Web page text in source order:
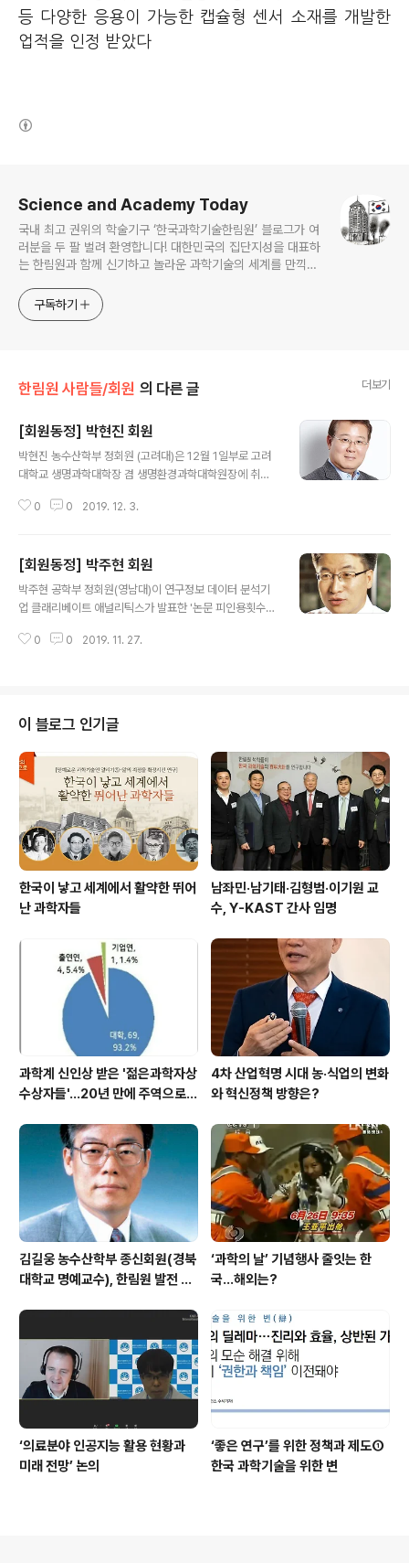
등 다양한 응용이 가능한 캡슐형 센서 소재를 개발한
업적을 인정 받았다
Science and Academy Today
국내 최고 권위의 학술기구 ‘한국과학기술한림원’ 블로그가 여
러분을 두 팔 벌려 환영합니다! 대한민국의 집단지성을 대표하
는 한림원과 함께 신기하고 놀라운 과학기술의 세계를 만끽하
구독하기
한림원 사람들/회원 의 다른 글 더보기
[회원동정] 박현진 회원
박현진 농수산학부 정회원 (고려대)은 12월 1일부로 고려
대학교 생명과학대학장 겸 생명환경과학대학원장에 취임
0 0 2019. 12. 3.
[회원동정] 박주현 회원
박주현 공학부 정회원(영남대)이 연구정보 데이터 분석기
업 클래리베이트 애널리틱스가 발표한 '논문 피인용횟수
컴퓨터공학, 공학, 수학 등 세 분야에서 상위 1%의 피인용
년 발표하는 명단으로, 논문 인용색인 데이터베이스인 ‘웹
오브 사이언스’의 분석 정보를 바탕으로 연구자를 선정한
다. HCR은 우수한 연구를 수행하는 연구자 선정 기준의 하
나로 평가받고 있다.
0 0 2019. 11. 27.
이 블로그 인기글
한국이 낳고 세계에서 활약한 뛰어
난 과학자들
남좌민·남기태·김형범·이기원 교
수, Y-KAST 간사 임명
과학계 신인상 받은 '젊은과학자상
수상자들'…20년 만에 주역으로
4차 산업혁명 시대 농·식업의 변화
와 혁신정책 방향은?
김길웅 농수산학부 종신회원(경북
대학교 명예교수), 한림원 발전 위
‘과학의 날’ 기념행사 줄잇는 한
국…해외는?
‘의료분야 인공지능 활용 현황과
미래 전망’ 논의
‘좋은 연구’를 위한 정책과 제도①
한국 과학기술을 위한 변